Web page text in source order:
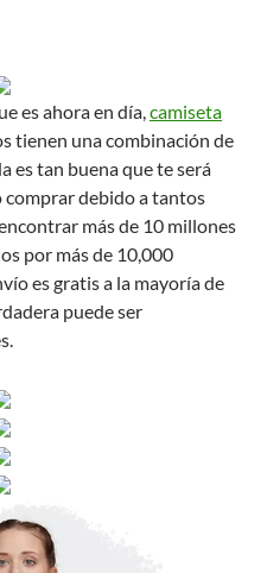
es ahora en día,camiseta
tienen una combinación de
es tan buena que te será
debido a tantos
más de 10 millones
por más de 10,000
es gratis a la mayoría de
puede ser